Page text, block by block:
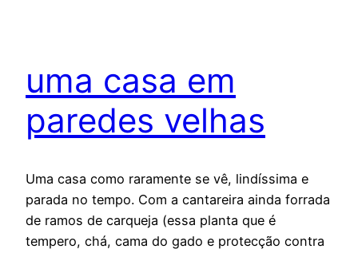
uma casa em
paredes velhas
Uma casa como raramente se vê, lindíssima e
parada no tempo. Com a cantareira ainda forrada
de ramos de carqueja (essa planta que é
tempero, chá, cama do gado e protecção contra